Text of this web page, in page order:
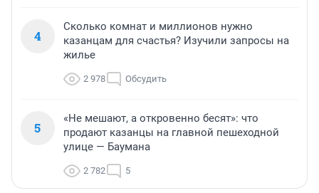
4
Сколько комнат и миллионов нужно
казанцам для счастья? Изучили запросы на
жилье
2 978 Обсудить
5
«Не мешают, а откровенно бесят»: что
продают казанцы на главной пешеходной
улице — Баумана
2 782 5